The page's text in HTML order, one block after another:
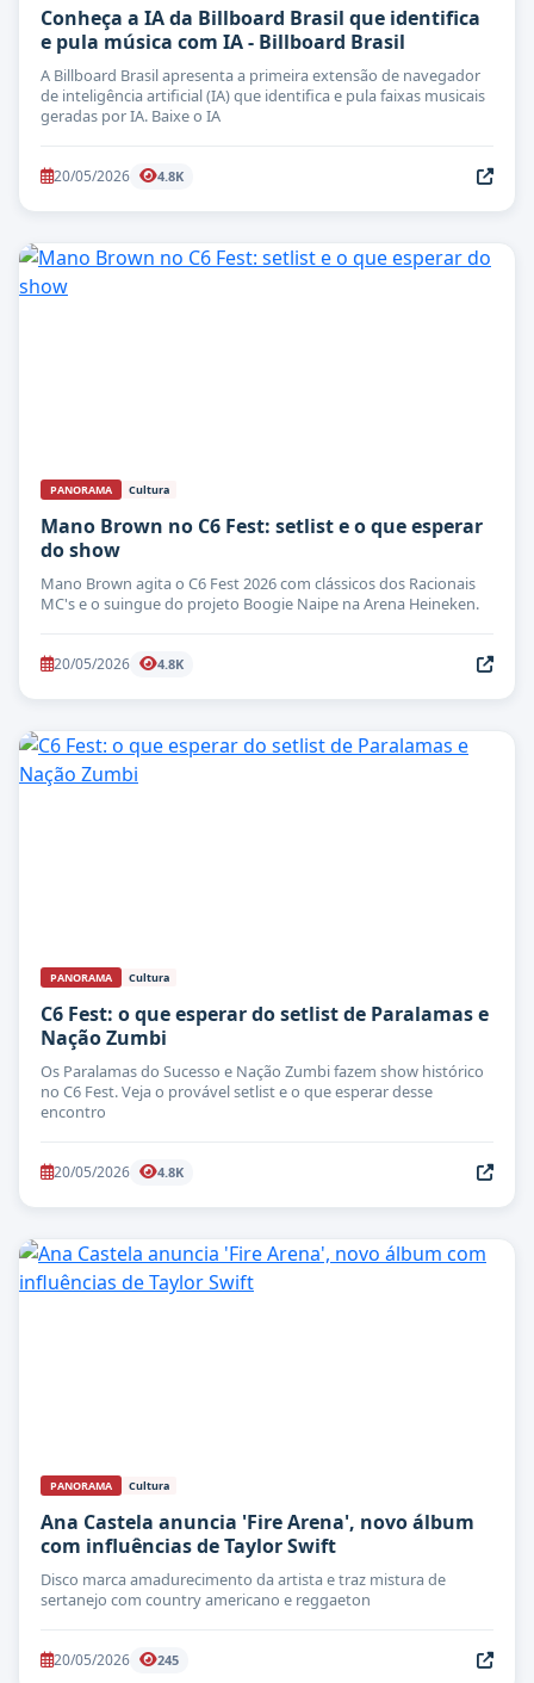
Conheça a IA da Billboard Brasil que identifica
e pula música com IA - Billboard Brasil
A Billboard Brasil apresenta a primeira extensão de navegador
de inteligência artificial (IA) que identifica e pula faixas musicais
geradas por IA. Baixe o IA
20/05/2026 4.8K
PANORAMA Cultura
Mano Brown no C6 Fest: setlist e o que esperar
do show
Mano Brown agita o C6 Fest 2026 com clássicos dos Racionais
MC's e o suingue do projeto Boogie Naipe na Arena Heineken.
20/05/2026 4.8K
PANORAMA Cultura
C6 Fest: o que esperar do setlist de Paralamas e
Nação Zumbi
Os Paralamas do Sucesso e Nação Zumbi fazem show histórico
no C6 Fest. Veja o provável setlist e o que esperar desse
encontro
20/05/2026 4.8K
PANORAMA Cultura
Ana Castela anuncia 'Fire Arena', novo álbum
com influências de Taylor Swift
Disco marca amadurecimento da artista e traz mistura de
sertanejo com country americano e reggaeton
20/05/2026 245